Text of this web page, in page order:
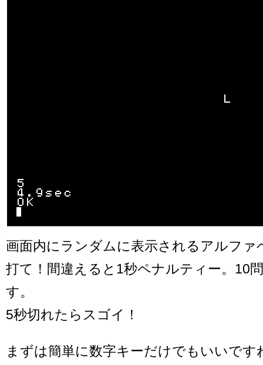
画面内にランダムに表示されるアルファ
打て！間違えると1秒ペナルティー。10
す。
5秒切れたらスゴイ！
まずは簡単に数字キーだけでもいいです